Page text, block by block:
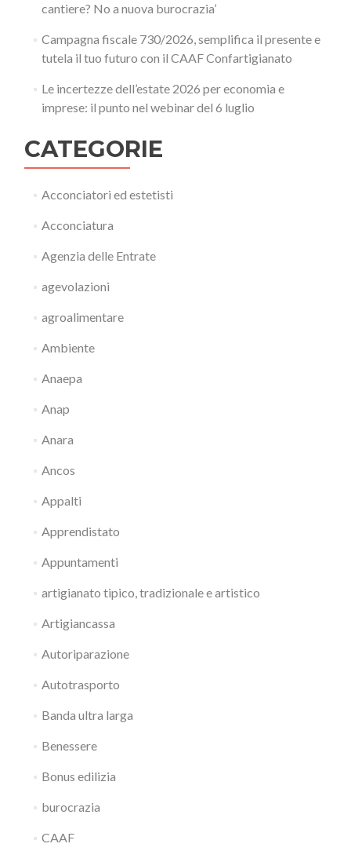
cantiere? No a nuova burocrazia’
Campagna fiscale 730/2026, semplifica il presente e
tutela il tuo futuro con il CAAF Confartigianato
Le incertezze dell’estate 2026 per economia e
imprese: il punto nel webinar del 6 luglio
CATEGORIE
Acconciatori ed estetisti
Acconciatura
Agenzia delle Entrate
agevolazioni
agroalimentare
Ambiente
Anaepa
Anap
Anara
Ancos
Appalti
Apprendistato
Appuntamenti
artigianato tipico, tradizionale e artistico
Artigiancassa
Autoriparazione
Autotrasporto
Banda ultra larga
Benessere
Bonus edilizia
burocrazia
CAAF